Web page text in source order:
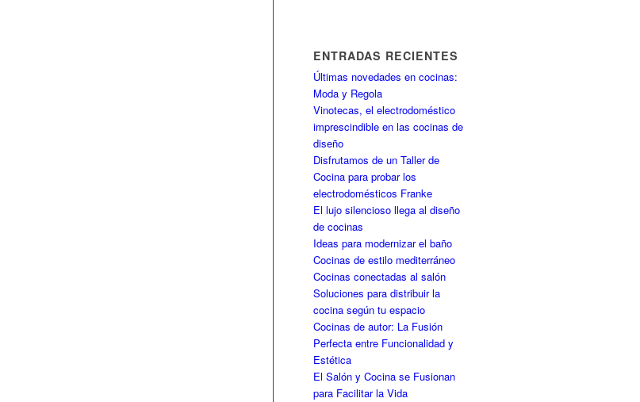
ENTRADAS RECIENTES
Últimas novedades en cocinas:
Moda y Regola
Vinotecas, el electrodoméstico
imprescindible en las cocinas de
diseño
Disfrutamos de un Taller de
Cocina para probar los
electrodomésticos Franke
El lujo silencioso llega al diseño
de cocinas
Ideas para modernizar el baño
Cocinas de estilo mediterráneo
Cocinas conectadas al salón
Soluciones para distribuir la
cocina según tu espacio
Cocinas de autor: La Fusión
Perfecta entre Funcionalidad y
Estética
El Salón y Cocina se Fusionan
para Facilitar la Vida